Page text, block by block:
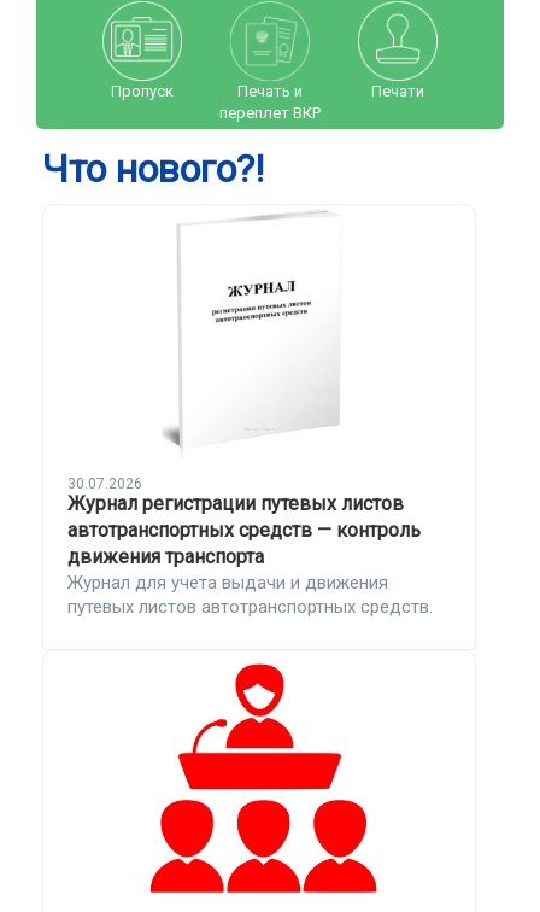
Пропуск
Печать и
переплет ВКР
Печати
Что нового?!
30.07.2026
Журнал регистрации путевых листов
автотранспортных средств — контроль
движения транспорта
Журнал для учета выдачи и движения
путевых листов автотранспортных средств.